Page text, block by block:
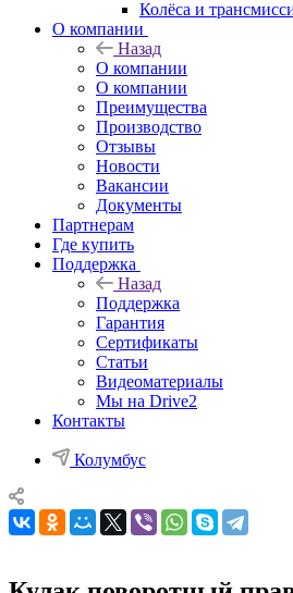
Колёса и
О компании
Назад
О компании
О компании
Преимущества
Производство
Отзывы
Новости
Вакансии
Документы
Партнерам
Где купить
Поддержка
Назад
Поддержка
Гарантия
Сертификаты
Статьи
Видеоматериалы
Мы на Drive2
Контакты
Колумбус